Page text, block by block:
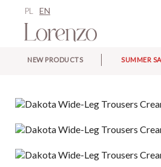
PL EN
NEW PRODUCTS SUMMER